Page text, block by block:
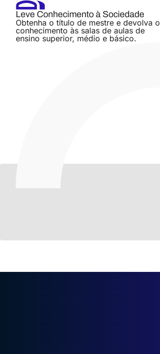
Leve Conhecimento à Sociedade
Obtenha o título de mestre e devolva o
conhecimento às salas de aulas de
ensino superior, médio e básico.